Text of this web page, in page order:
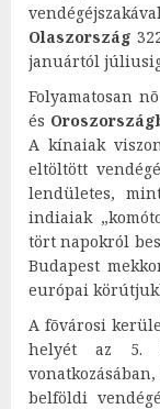
Olaszország
januártól
Folyamatosan
és
A kínaiak
eltöltött
lendületes,
indiaiak
tört napokról
Budapest
európai
A fõvárosi
helyét az 5.
belföldi